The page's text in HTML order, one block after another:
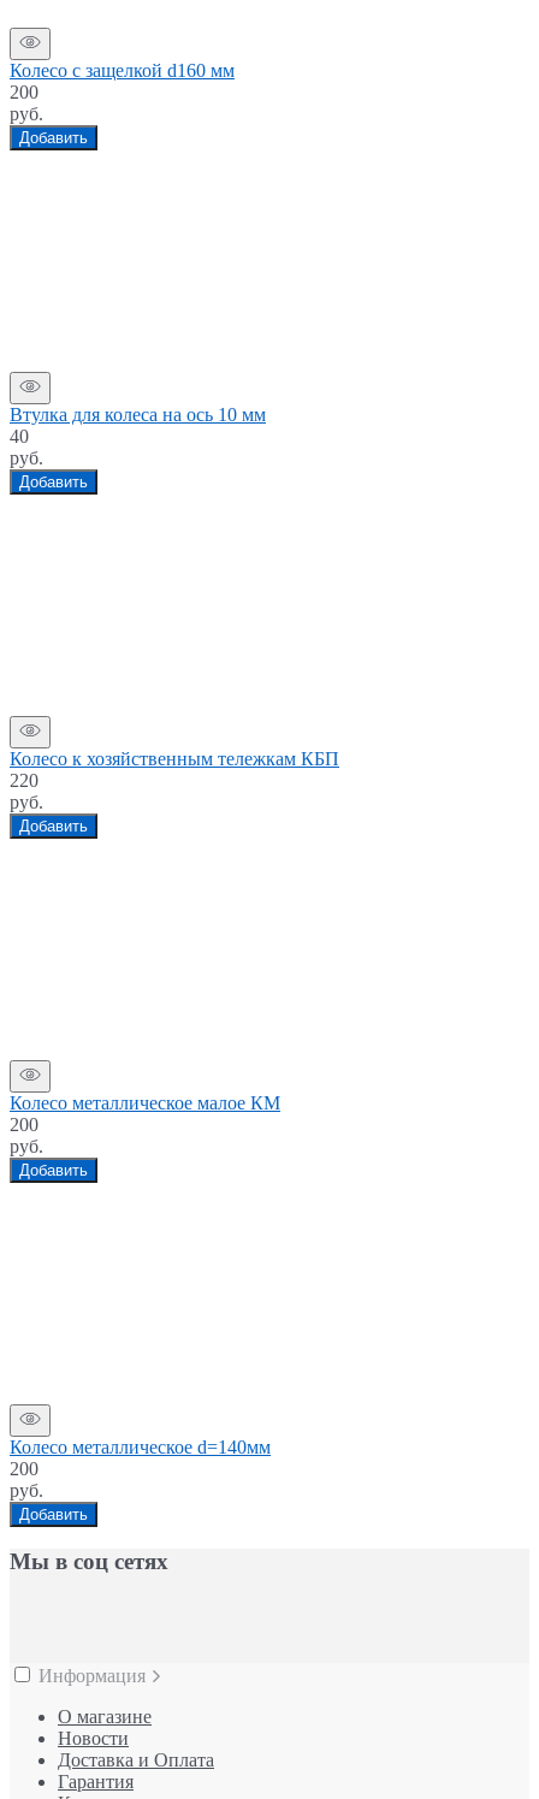
Колесо с защелкой d160 мм
200
руб.
Добавить
Втулка для колеса на ось 10 мм
40
руб.
Добавить
Колесо к хозяйственным тележкам КБП
220
руб.
Добавить
Колесо металлическое малое КМ
200
руб.
Добавить
Колесо металлическое d=140мм
200
руб.
Добавить
Мы в соц сетях
Информация
О магазине
Новости
Доставка и Оплата
Гарантия